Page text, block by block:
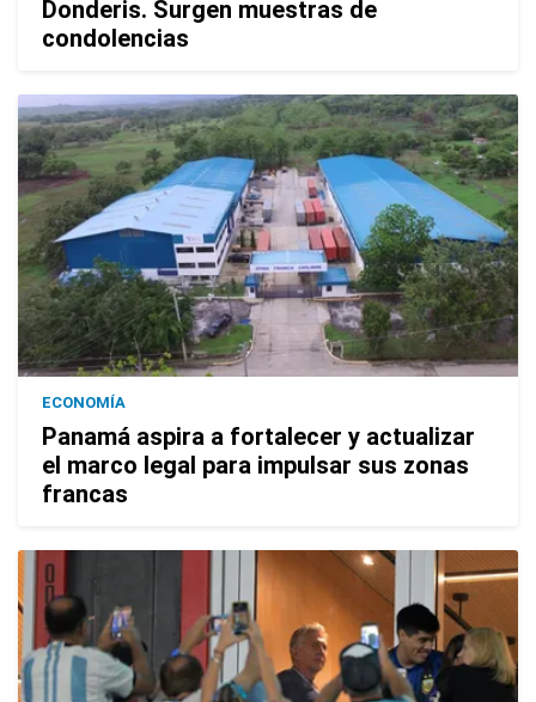
Donderis. Surgen muestras de
condolencias
ECONOMÍA
Panamá aspira a fortalecer y actualizar
el marco legal para impulsar sus zonas
francas